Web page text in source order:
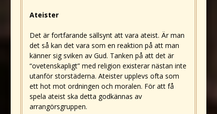
Ateister
Det är fortfarande sällsynt att vara ateist. Är man
det så kan det vara som en reaktion på att man
känner sig sviken av Gud. Tanken på att det är
“ovetenskapligt” med religion existerar nästan inte
utanför storstäderna. Ateister upplevs ofta som
ett hot mot ordningen och moralen. För att få
spela ateist ska detta godkännas av
arrangörsgruppen.